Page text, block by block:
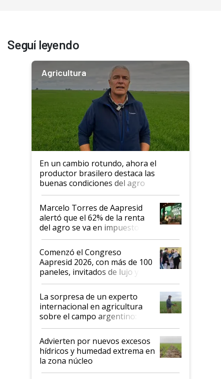
Seguí leyendo
Agricultura
En un cambio rotundo, ahora el
productor brasilero destaca las
buenas condiciones del agro
argentino para invertir: "Los veo
más motivados"
Marcelo Torres de Aapresid
alertó que el 62% de la renta
del agro se va en impuestos:
"No es bueno que en
Argentina se sigan discutiendo
las mismas cosas de hace 50
años"
Comenzó el Congreso
Aapresid 2026, con más de 100
paneles, invitados de lujo y
todas las tendencias
La sorpresa de un experto
internacional en agricultura
sobre el campo argentino:
"Estoy muy impresionado"
Advierten por nuevos excesos
hídricos y humedad extrema en
la zona núcleo